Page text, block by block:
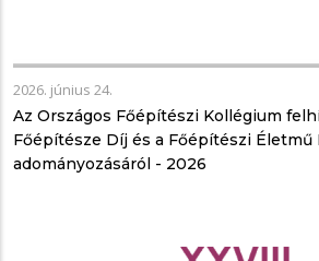
2026. június 24.
Az Országos Főépítészi Kollégium
Főépítésze Díj és a Főépítészi Életmű
adományozásáról - 2026